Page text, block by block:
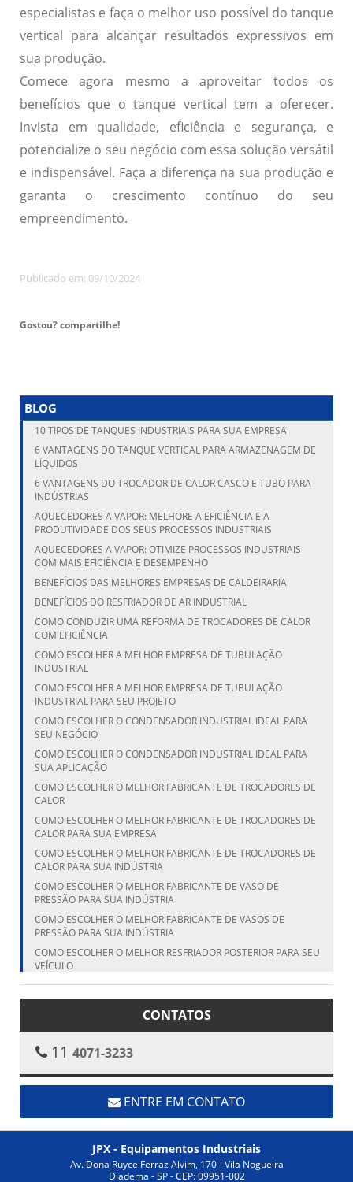
especialistas e faça o melhor uso possível do tanque
vertical para alcançar resultados expressivos em
sua produção.
Comece agora mesmo a aproveitar todos os
benefícios que o tanque vertical tem a oferecer.
Invista em qualidade, eficiência e segurança, e
potencialize o seu negócio com essa solução versátil
e indispensável. Faça a diferença na sua produção e
garanta o crescimento contínuo do seu
empreendimento.
Publicado em: 09/10/2024
Gostou? compartilhe!
BLOG
10 TIPOS DE TANQUES INDUSTRIAIS PARA SUA EMPRESA
6 VANTAGENS DO TANQUE VERTICAL PARA ARMAZENAGEM DE
LÍQUIDOS
6 VANTAGENS DO TROCADOR DE CALOR CASCO E TUBO PARA
INDÚSTRIAS
AQUECEDORES A VAPOR: MELHORE A EFICIÊNCIA E A
PRODUTIVIDADE DOS SEUS PROCESSOS INDUSTRIAIS
AQUECEDORES A VAPOR: OTIMIZE PROCESSOS INDUSTRIAIS
COM MAIS EFICIÊNCIA E DESEMPENHO
BENEFÍCIOS DAS MELHORES EMPRESAS DE CALDEIRARIA
BENEFÍCIOS DO RESFRIADOR DE AR INDUSTRIAL
COMO CONDUZIR UMA REFORMA DE TROCADORES DE CALOR
COM EFICIÊNCIA
COMO ESCOLHER A MELHOR EMPRESA DE TUBULAÇÃO
INDUSTRIAL
COMO ESCOLHER A MELHOR EMPRESA DE TUBULAÇÃO
INDUSTRIAL PARA SEU PROJETO
COMO ESCOLHER O CONDENSADOR INDUSTRIAL IDEAL PARA
SEU NEGÓCIO
COMO ESCOLHER O CONDENSADOR INDUSTRIAL IDEAL PARA
SUA APLICAÇÃO
COMO ESCOLHER O MELHOR FABRICANTE DE TROCADORES DE
CALOR
COMO ESCOLHER O MELHOR FABRICANTE DE TROCADORES DE
CALOR PARA SUA EMPRESA
COMO ESCOLHER O MELHOR FABRICANTE DE TROCADORES DE
CALOR PARA SUA INDÚSTRIA
COMO ESCOLHER O MELHOR FABRICANTE DE VASO DE
PRESSÃO PARA SUA INDÚSTRIA
COMO ESCOLHER O MELHOR FABRICANTE DE VASOS DE
PRESSÃO PARA SUA INDÚSTRIA
COMO ESCOLHER O MELHOR RESFRIADOR POSTERIOR PARA SEU
VEÍCULO
COMO ESCOLHER O MELHOR RESFRIADOR POSTERIOR PARA SEU
VEÍCULO
COMO ESCOLHER O MELHOR VASO DE PRESSÃO FABRICANTE
PARA SUA NECESSIDADE
COMO ESCOLHER O TANQUE CILÍNDRICO VERTICAL IDEAL PARA
COMO ESCOLHER O TANQUE VERTICAL IDEAL PARA SUA
COMO ESCOLHER O TROCADOR DE CALOR ALETADO IDEAL
PARA SUA INDÚSTRIA
COMO ESCOLHER O TROCADOR DE CALOR ALETADO IDEAL
PARA SUA NECESSIDADE
CONTATOS
11 4071-3233
ENTRE EM CONTATO
JPX - Equipamentos Industriais
Av. Dona Ruyce Ferraz Alvim, 170 - Vila Nogueira
Diadema - SP - CEP: 09951-002